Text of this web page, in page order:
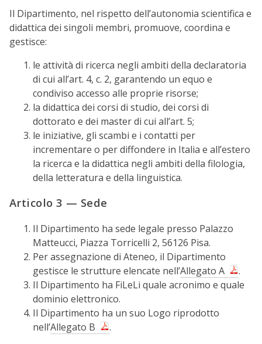
Il Dipartimento, nel rispetto dell’autonomia scientifica e
didattica dei singoli membri, promuove, coordina e
gestisce:
le attività di ricerca negli ambiti della declaratoria
di cui all’art. 4, c. 2, garantendo un equo e
condiviso accesso alle proprie risorse;
la didattica dei corsi di studio, dei corsi di
dottorato e dei master di cui all’art. 5;
le iniziative, gli scambi e i contatti per
incrementare o per diffondere in Italia e all’estero
la ricerca e la didattica negli ambiti della filologia,
della letteratura e della linguistica.
Articolo 3 — Sede
Il Dipartimento ha sede legale presso Palazzo
Matteucci, Piazza Torricelli 2, 56126 Pisa.
Per assegnazione di Ateneo, il Dipartimento
gestisce le strutture elencate nell’Allegato A
.
Il Dipartimento ha FiLeLi quale acronimo e quale
dominio elettronico.
Il Dipartimento ha un suo Logo riprodotto
nell’Allegato B .